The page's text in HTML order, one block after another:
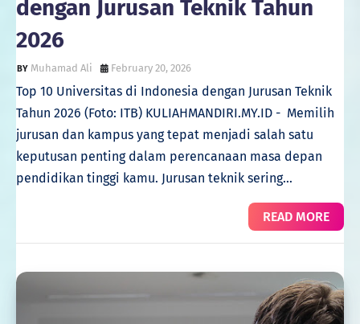
dengan Jurusan Teknik Tahun
2026
Muhamad Ali February 20, 2026
Top 10 Universitas di Indonesia dengan Jurusan Teknik
Tahun 2026 (Foto: ITB) KULIAHMANDIRI.MY.ID - Memilih
jurusan dan kampus yang tepat menjadi salah satu
keputusan penting dalam perencanaan masa depan
pendidikan tinggi kamu. Jurusan teknik sering…
READ MORE